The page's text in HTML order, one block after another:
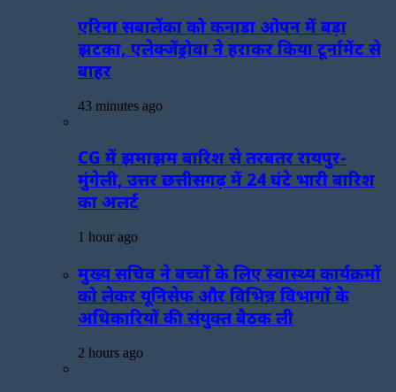
एरिना सबालेंका को कनाडा ओपन में बड़ा
झटका, एलेक्जेंड्रोवा ने हराकर किया टूर्नामेंट से
बाहर
43 minutes ago
CG में झमाझम बारिश से तरबतर रायपुर-
मुंगेली, उत्तर छत्तीसगढ़ में 24 घंटे भारी बारिश
का अलर्ट
1 hour ago
मुख्य सचिव ने बच्चों के लिए स्वास्थ्य कार्यक्रमों
को लेकर यूनिसेफ और विभिन्न विभागों के
अधिकारियों की संयुक्त बैठक ली
2 hours ago